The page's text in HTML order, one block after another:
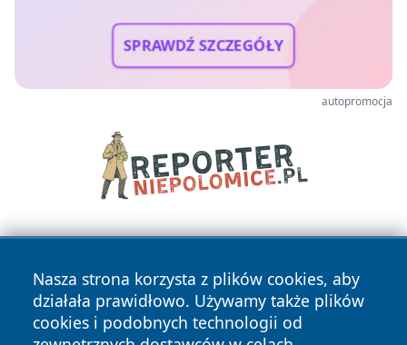
SPRAWDŹ SZCZEGÓŁY
autopromocja
Nasza strona korzysta z plików cookies, aby
działała prawidłowo. Używamy także plików
cookies i podobnych technologii od